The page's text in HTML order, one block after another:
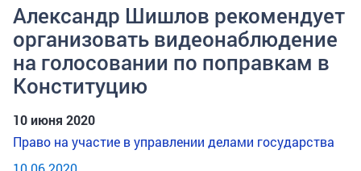
Александр Шишлов рекомендует
организовать видеонаблюдение
на голосовании по поправкам в
Конституцию
10 июня 2020
Право на участие в управлении делами государства